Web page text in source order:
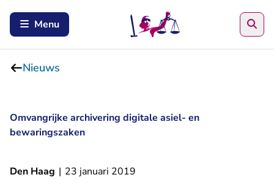
Menu
Nieuws
Omvangrijke archivering digitale asiel- en
bewaringszaken
Den Haag | 23 januari 2019